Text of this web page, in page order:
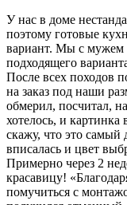
У нас в доме
поэтому готовые
вариант. Мы с мужем
подходящего
После всех походов
на заказ под наши
обмерил, посчитал,
хотелось, и картинка
скажу, что это самый
вписалась и цвет
Примерно через 2
красавицу!
помучиться с